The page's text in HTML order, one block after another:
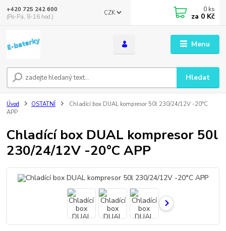
Menu
CZK
Hledat
+420 725 242 600
(Po-Pá, 8-16 hod.)
0 ks
za 0 Kč
Úvod OSTATNÍ
Chladící box DUAL kompresor 50l 230/24/12V -20°C
APP
Chladící box DUAL kompresor 50l
230/24/12V -20°C APP